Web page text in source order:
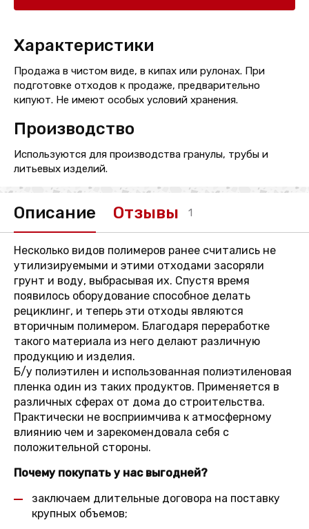
Характеристики
Продажа в чистом виде, в кипах или рулонах. При
подготовке отходов к продаже, предварительно
кипуют. Не имеют особых условий хранения.
Производство
Используются для производства гранулы, трубы и
литьевых изделий.
Описание Отзывы 1
Несколько видов полимеров ранее считались не
утилизируемыми и этими отходами засоряли
грунт и воду, выбрасывая их. Спустя время
появилось оборудование способное делать
рециклинг, и теперь эти отходы являются
вторичным полимером. Благодаря переработке
такого материала из него делают различную
продукцию и изделия.
Б/у полиэтилен и использованная полиэтиленовая
пленка один из таких продуктов. Применяется в
различных сферах от дома до строительства.
Практически не восприимчива к атмосферному
влиянию чем и зарекомендовала себя с
положительной стороны.
Почему покупать у нас выгодней?
заключаем длительные договора на поставку
крупных объемов;